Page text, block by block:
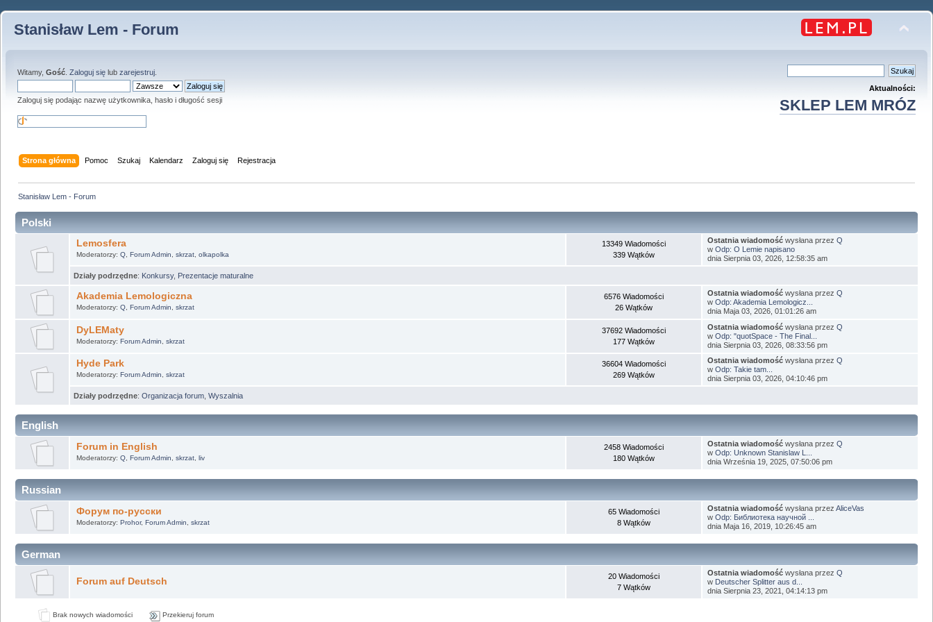
Stanisław Lem - Forum
Witamy, Gość Zaloguj się lub zarejestruj
Zaloguj się podając nazwę użytkownika, hasło i długość sesji
Aktualności:
SKLEP LEM MRÓZ
Strona główna Pomoc Szukaj Kalendarz Zaloguj się Rejestracja
Stanisław Lem - Forum
Polski
Lemosfera
Moderatorzy: Q, Forum Admin skrzat, olkapolka
13349 Wiadomości
339 Wątków
Ostatnia wiadomość wysłana przezQ
wOdp: O Lemie napisano
dnia Sierpnia 03, 2026, 12:58:35 am
Działy podrzędne: Konkursy, Prezentacje maturalne
Akademia Lemologiczna
Moderatorzy: Q, Forum Admin skrzat
6576 Wiadomości
26 Wątków
Ostatnia wiadomość wysłana przezQ
wOdp: Akademia Lemologicz...
dnia Maja 03, 2026, 01:01:26 am
DyLEMaty
Moderatorzy: Forum Admin skrzat
37692 Wiadomości
177 Wątków
Ostatnia wiadomość wysłana przezQ
wOdp: "quotSpace - The Final...
dnia Sierpnia 03, 2026, 08:33:56 pm
Hyde Park
Moderatorzy: Forum Admin skrzat
36604 Wiadomości
269 Wątków
Ostatnia wiadomość wysłana przezQ
wOdp: Takie tam...
dnia Sierpnia 03, 2026, 04:10:46 pm
Działy podrzędne: Organizacja forum Wyszalnia
English
Forum in English
Moderatorzy: Q, Forum Admin skrzat, liv
2458 Wiadomości
180 Wątków
Ostatnia wiadomość wysłana przezQ
wOdp: Unknown Stanislaw L...
dnia Września 19, 2025, 07:50:06 pm
Russian
Форум по-русски
Moderatorzy: Prohor, Forum Admin skrzat
65 Wiadomości
8 Wątków
Ostatnia wiadomość wysłana przezAliceVas
wOdp: Библиотека научной ...
dnia Maja 16, 2019, 10:26:45 am
German
Forum auf Deutsch
20 Wiadomości
7 Wątków
Ostatnia wiadomość wysłana przezQ
w Deutscher Splitter aus d...
dnia Sierpnia 23, 2021, 04:14:13 pm
Brak nowych wiadomości Przekieruj forum